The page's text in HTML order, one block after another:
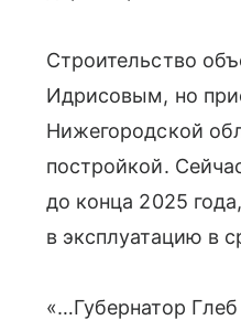
Строительство
Идрисовым, но
Нижегородской
постройкой.
до конца 2025
в эксплуатацию в
«…Губернатор